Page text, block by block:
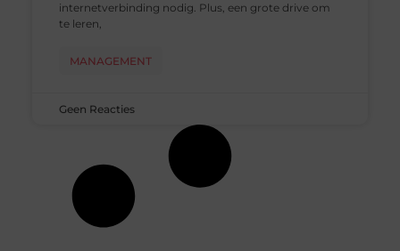
internetverbinding nodig. Plus, een grote drive om
te leren,
MANAGEMENT
Geen Reacties